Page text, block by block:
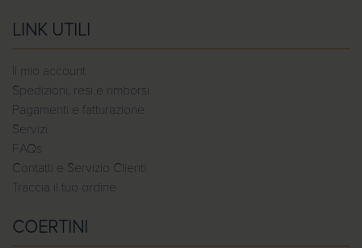
LINK UTILI
Il mio account
Spedizioni, resi e rimborsi
Pagamenti e fatturazione
Servizi
FAQs
Contatti e Servizio Clienti
Traccia il tuo ordine
COERTINI